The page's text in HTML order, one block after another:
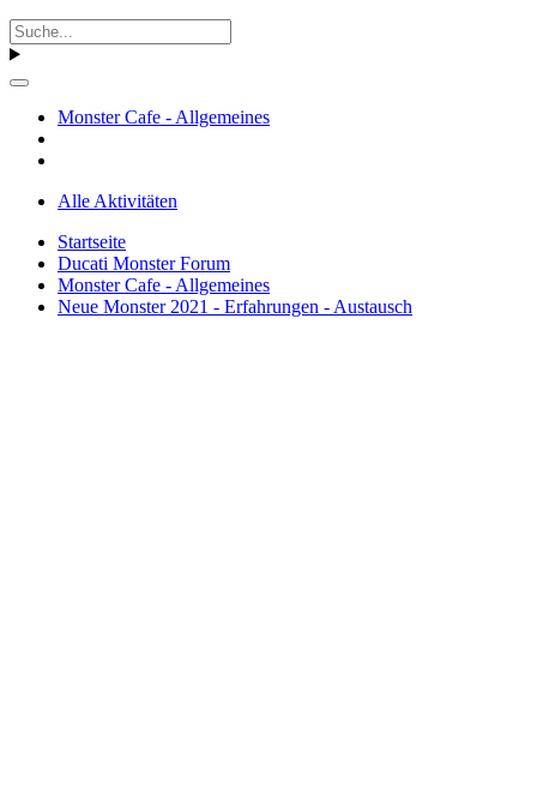
Monster Cafe - Allgemeines
Alle Aktivitäten
Startseite
Ducati Monster Forum
Monster Cafe - Allgemeines
Neue Monster 2021 - Erfahrungen - Austausch